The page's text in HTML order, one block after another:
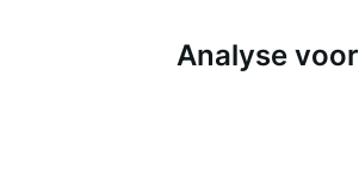
Analyse voor